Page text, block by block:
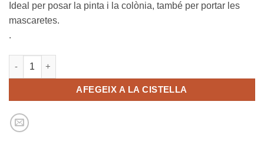
Ideal per posar la pinta i la colònia, també per portar les
mascaretes.
.
quantitat de Necesser solidari (PGH)
AFEGEIX A LA CISTELLA